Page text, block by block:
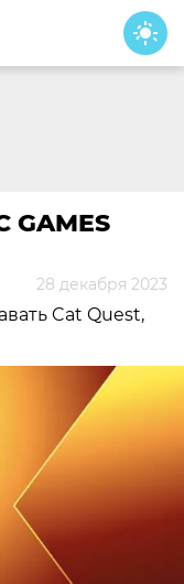
GAMES
28 декабря 2023
Cat Quest,